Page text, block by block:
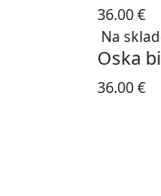
36.00€
Na
Oska
36.00€